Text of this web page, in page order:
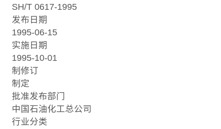
SH/T 0617-1995
发布日期
1995-06-15
实施日期
1995-10-01
制修订
制定
批准发布部门
中国石油化工总公司
行业分类